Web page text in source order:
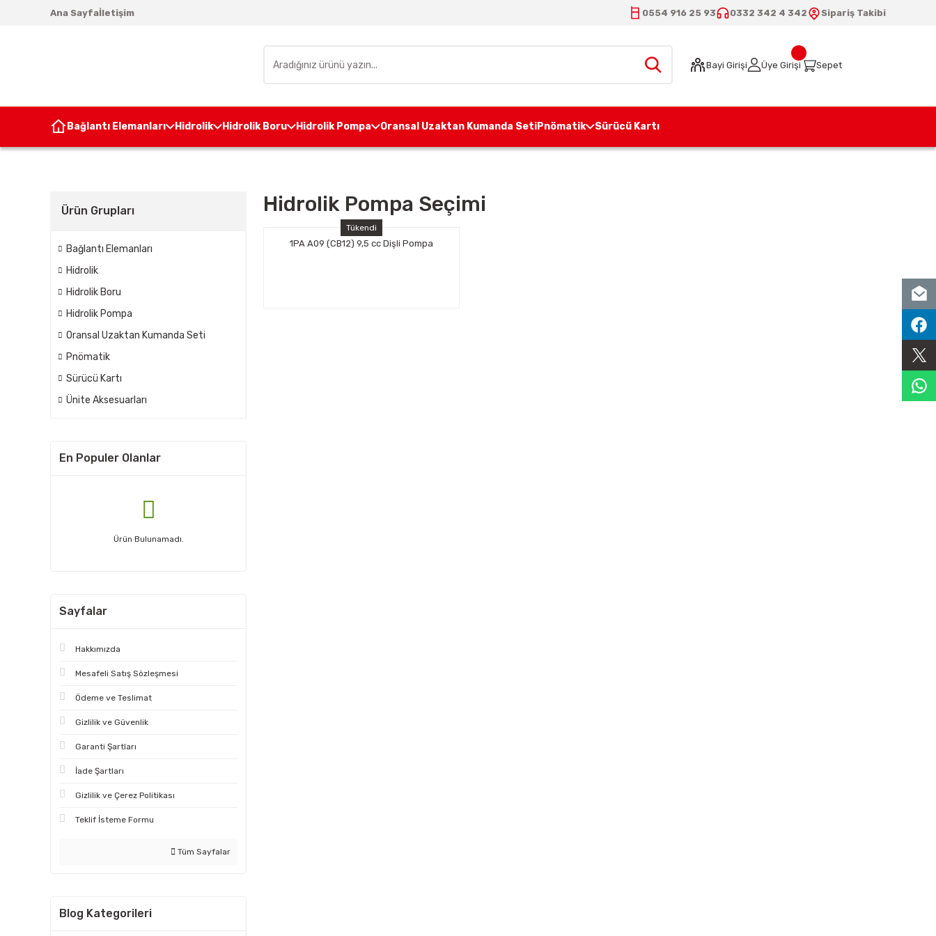
Ana Sayfaİletişim 0554 916 25 93 0332 342 4 342 Sipariş Takibi
Bayi Girişi Üye Girişi Sepet
Bağlantı Elemanları Hidrolik Hidrolik Boru Hidrolik Pompa Oransal Uzaktan Kumanda SetiPnömatik Sürücü Kartı
Ürün Grupları
Bağlantı Elemanları
Hidrolik
Hidrolik Boru
Hidrolik Pompa
Oransal Uzaktan Kumanda Seti
Pnömatik
Sürücü Kartı
Ünite Aksesuarları
En Populer Olanlar
Ürün Bulunamadı.
Sayfalar
Hakkımızda
Mesafeli Satış Sözleşmesi
Ödeme ve Teslimat
Gizlilik ve Güvenlik
Garanti Şartları
İade Şartları
Gizlilik ve Çerez Politikası
Teklif İsteme Formu
Tüm Sayfalar
Blog Kategorileri
Hidrolik Pompa Seçimi
Tükendi
1PA A09 (CB12) 9,5 cc Dişli Pompa